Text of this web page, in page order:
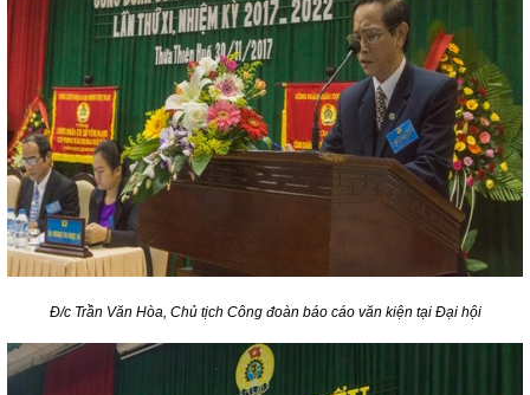
Đ/c Trần Văn Hòa, Chủ tịch Công đoàn báo cáo văn kiện tại Đại hội